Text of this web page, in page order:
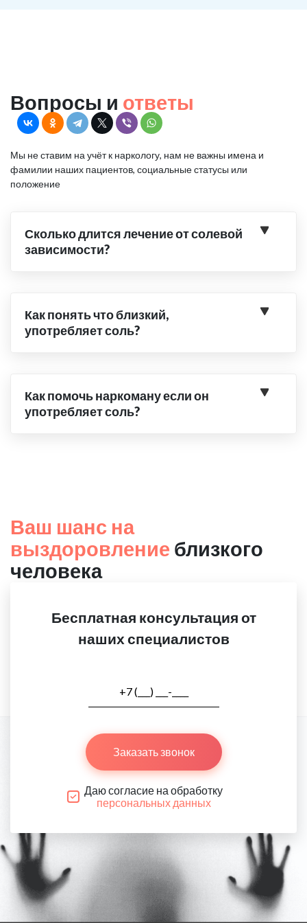
Вопросы и ответы
Мы не ставим на учёт к наркологу, нам не важны имена и
фамилии наших пациентов, социальные статусы или
положение
Сколько длится лечение от солевой
зависимости?
Как понять что близкий,
употребляет соль?
Как помочь наркоману если он
употребляет соль?
Ваш шанс на
выздоровление близкого
человека
Бесплатная консультация от
наших специалистов
Заказать звонок
Даю согласие на обработку
персональных данных